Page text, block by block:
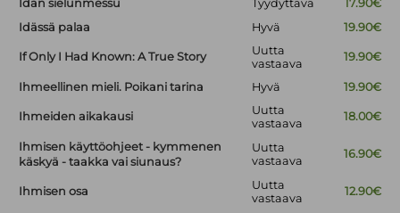
Idän sielunmessu Tyydyttävä
17.90€
Idässä palaa
Hyvä 19.90€
If Only I Had Known: A True Story
Uutta
vastaava
19.90€
Ihmeellinen mieli. Poikani tarina Hyvä 19.90€
Ihmeiden aikakausi
Uutta
vastaava
18.00€
Ihmisen käyttöohjeet - kymmenen
käskyä - taakka vai siunaus?
Uutta
vastaava
16.90€
Ihmisen osa
Uutta
vastaava
12.90€